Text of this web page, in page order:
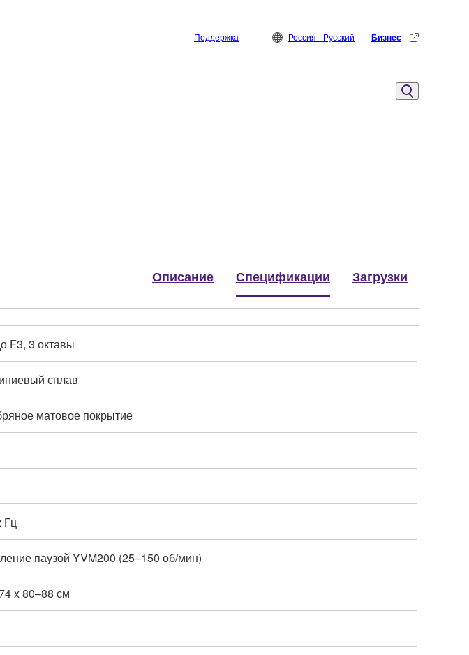
Поддержка Россия - Русский Бизнес
Описание Спецификации Загрузки
F3, 3 октавы
сплав
матовое покрытие
Гц
паузой YVM200 (25–150 об/мин)
x 80–88 см